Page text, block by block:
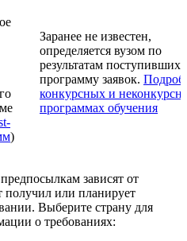
)
Заранее не известен,
определяется вузом по
результатам поступивших
программу заявок.
конкурсных и
программах обучения
зависят от
получил или планирует
Выберите страну для
о требованиях: